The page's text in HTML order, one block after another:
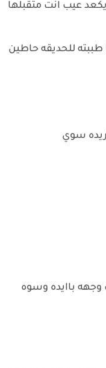
عيب انت متقبلها
للحديقه حاطين
سوي
باايده وسوه